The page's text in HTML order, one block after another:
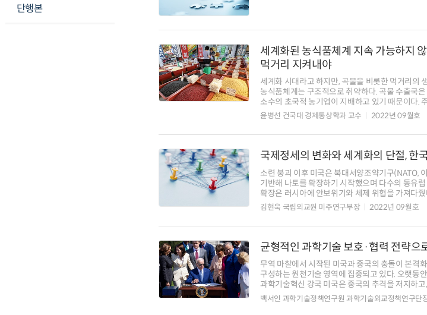
단행본
세계화된 농식품체계 지속 가능하지
먹거리 지켜내야
세계화 시대라고 하지만, 곡물을 비롯한 먹거리의
농식품체계는 구조적으로 취약하다. 곡물 수출국
소수의 초국적 농기업이 지배하고 있기 때문이다.
윤병선 건국대 경제통상학과 교수 2022년 09월호
국제정세의 변화와 세계화의 단절, 한
소련 붕괴 이후 미국은 북대서양조약기구(NATO,
기반해 나토를 확장하기 시작했으며 다수의 동유
확장은 러시아에 안보위기와 체제 위협을 가져다줬
김현욱 국립외교원 미주연구부장 2022년 09월호
균형적인 과학기술 보호·협력 전략으
무역 마찰에서 시작된 미국과 중국의 충돌이 본격
구성하는 원천기술 영역에 집중되고 있다. 오랫동
과학기술혁신 강국 미국은 중국의 추격을 저지하고
백서인 과학기술정책연구원 과학기술외교정책연구단